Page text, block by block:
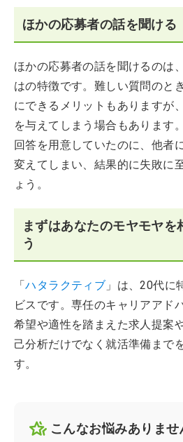
ほかの応募者の話を聞ける
ほかの応募者の話を聞けるのは
はの特徴です。難しい質問のと
にできるメリットもありますが
を与えてしまう場合もあります
回答を用意していたのに、他者
変えてしまい、結果的に失敗に
ょう。
まずはあなたのモヤモヤを
う
「ハタラクティブ 」は、20代に
ビスです。専任のキャリアアド
希望や適性を踏まえた求人提案
己分析だけでなく就活準備まで
す。
こんなお悩みありませ